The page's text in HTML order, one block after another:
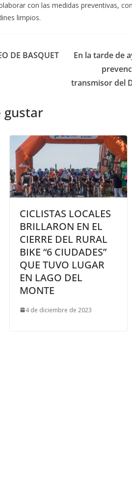
con las medidas preventivas,
limpios.
DE BASQUET
En la tarde de
transmisor del
gustar
CICLISTAS LOCALES
BRILLARON EN EL
CIERRE DEL RURAL
BIKE “6 CIUDADES”
QUE TUVO LUGAR
EN LAGO DEL
MONTE
4 de diciembre de 2023